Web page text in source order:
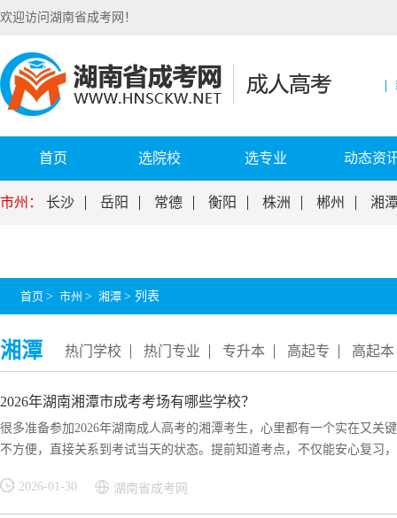
欢迎访问湖南省成考网！
首页 选院校 选专业 动态资
市州： 长沙 岳阳 常德 衡阳 株洲 郴州 湘
首页 > 市州 > 湘潭 > 列表
湘潭 热门学校 热门专业 专升本 高起专 高起本
2026年湖南湘潭市成考考场有哪些学校？
很多准备参加2026年湖南成人高考的湘潭考生，心里都有一个实在又关
不方便，直接关系到考试当天的状态。提前知道考点，不仅能安心复习
2026-01-30 湖南省成考网